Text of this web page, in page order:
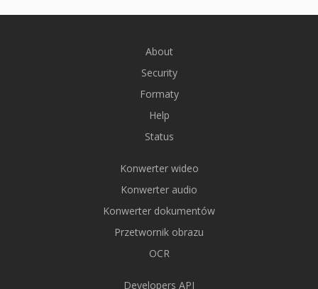
About
Security
Formaty
Help
Status
Konwerter wideo
Konwerter audio
Konwerter dokumentów
Przetwornik obrazu
OCR
Developers API